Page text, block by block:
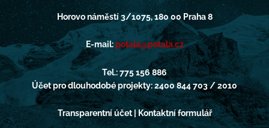
Horovo náměstí 3/1075, 180 00 Praha 8
E-mail:potala@potala.cz
Tel.: 775 156 886
Účet pro dlouhodobé projekty: 2400 844 703 / 2010
Transparentní účet | Kontaktní formulář